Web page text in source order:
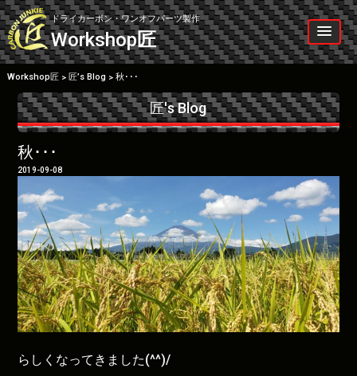
Skip
to
content
ドライカーボン・ワンオフパーツ製作
Workshop匠
Workshop匠> 匠’s Blog > 秋･･･
匠's Blog
秋･･･
2019-09-08
らしくなってきました(^^)/